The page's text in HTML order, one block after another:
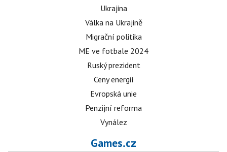
Ukrajina
Válka na Ukrajině
Migrační politika
ME ve fotbale 2024
Ruský prezident
Ceny energií
Evropská unie
Penzijní reforma
Vynález
Games.cz